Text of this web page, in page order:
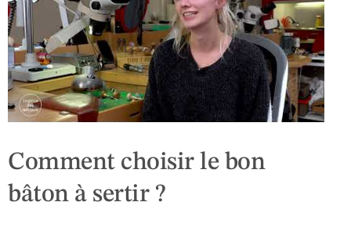
Comment choisir le bon
bâton à sertir ?